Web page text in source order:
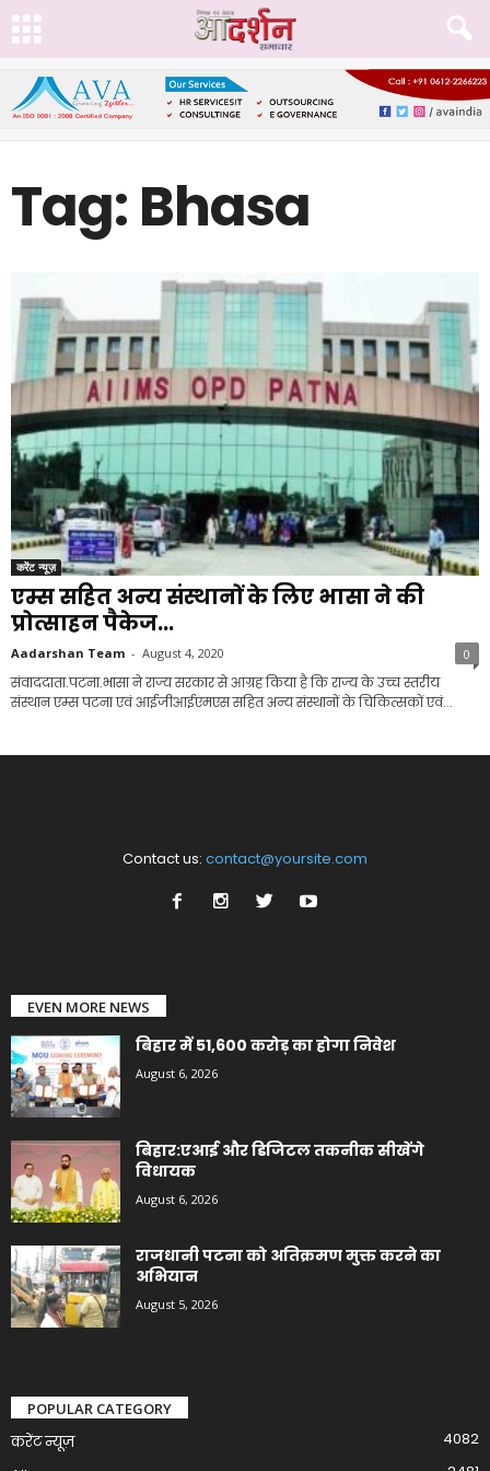
Tag: Bhasa
करेंट न्यूज़
एम्स सहित अन्य संस्थानों के लिए भासा ने की
प्रोत्साहन पैकेज...
Aadarshan Team - August 4, 2020 0
संवाददाता.पटना.भासा ने राज्य सरकार से आग्रह किया है कि राज्य के उच्च स्तरीय
संस्थान एम्स पटना एवं आईजीआईएमएस सहित अन्य संस्थानों के चिकित्सकों एवं...
Contact us: contact@yoursite.com
EVEN MORE NEWS
बिहार में 51,600 करोड़ का होगा निवेश
August 6, 2026
बिहार:एआई और डिजिटल तकनीक सीखेंगे
विधायक
August 6, 2026
राजधानी पटना को अतिक्रमण मुक्त करने का
अभियान
August 5, 2026
POPULAR CATEGORY
करेंट न्यूज़
4082